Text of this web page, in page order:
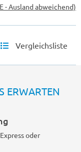
- Ausland abweichend)
Vergleichsliste
ERWARTEN
oder